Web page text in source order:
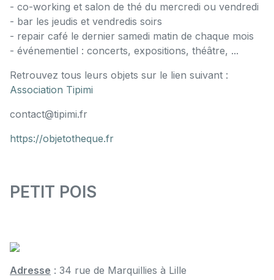
- co-working et salon de thé du mercredi ou vendredi
- bar les jeudis et vendredis soirs
- repair café le dernier samedi matin de chaque mois
- événementiel : concerts, expositions, théâtre, ...
Retrouvez tous leurs objets sur le lien suivant :
Association Tipimi
contact@tipimi.fr
https://objetotheque.fr
PETIT POIS
Adresse : 34 rue de Marquillies à Lille